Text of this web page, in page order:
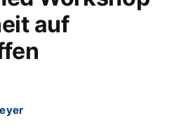
auf